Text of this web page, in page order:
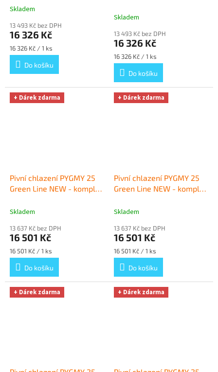
red. ventil CO2 PLOCHÝ
Průměrné
produktu
je
5,0
z
hvězdiček.
Skladem
13 493 Kč bez DPH
16 326 Kč
Měrná
cena:
16 326 Kč / 1 ks
Do košíku
Dárek zdarma
Skladem
13 493 Kč bez DPH
16 326 Kč
Měrná
cena:
16 326 Kč / 1 ks
Do košíku
+ Dárek zdarma
Pivní chlazení PYGMY 25
Green Line NEW - komplet
Dárek zdarma
Skladem
13 637 Kč bez DPH
16 501 Kč
Měrná
cena:
16 501 Kč / 1 ks
Do košíku
+ Dárek zdarma
Pivní chlazení PYGMY 25
Green Line NEW - komplet
Dárek zdarma
Skladem
13 637 Kč bez DPH
16 501 Kč
Měrná
cena:
16 501 Kč / 1 ks
Do košíku
+ Dárek zdarma + Dárek zdarma